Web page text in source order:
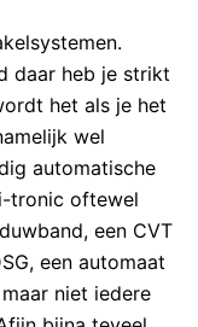
daar heb je strikt
het als je het
wel
automatische
tronic oftewel
een CVT
een automaat
niet iedere